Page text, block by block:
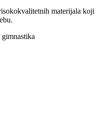
materijala koji
gimnastika